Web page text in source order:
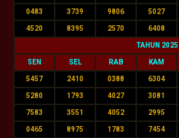
0483 3739 9806 5027
4520 8395 2570 6408
TAHUN 2025
SEN SEL RAB KAM
5457 2410 0388 6304
5280 1793 4027 3081
7583 3551 4052 2995
0465 8975 1783 7454